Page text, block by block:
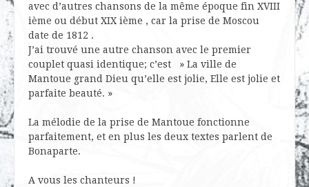
avec d’autres chansons de la même époque fin XVIII
ième ou début XIX ième , car la prise de Moscou
date de 1812 .
J’ai trouvé une autre chanson avec le premier
couplet quasi identique; c’est » La ville de
Mantoue grand Dieu qu’elle est jolie, Elle est jolie et
parfaite beauté. »
La mélodie de la prise de Mantoue fonctionne
parfaitement, et en plus les deux textes parlent de
Bonaparte.
A vous les chanteurs !